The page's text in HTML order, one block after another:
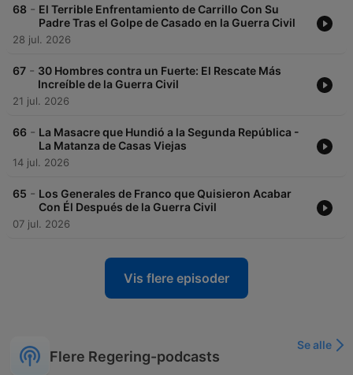
68 - El Terrible Enfrentamiento de Carrillo Con Su
Padre Tras el Golpe de Casado en la Guerra Civil
28 jul. 2026
67 - 30 Hombres contra un Fuerte: El Rescate Más
Increíble de la Guerra Civil
21 jul. 2026
66 - La Masacre que Hundió a la Segunda República -
La Matanza de Casas Viejas
14 jul. 2026
65 - Los Generales de Franco que Quisieron Acabar
Con Él Después de la Guerra Civil
07 jul. 2026
Vis flere episoder
Flere Regering-podcasts
Se alle